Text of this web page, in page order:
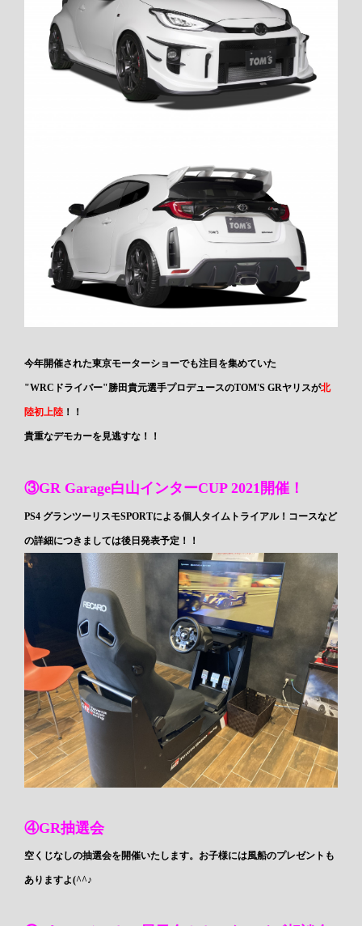
今年開催された東京モーターショーでも注目を集めていた
"WRCドライバー"勝田貴元選手プロデュースのTOM'S GRヤリスが北
陸初上陸 ！！
貴重なデモカーを見逃すな！！
③GR Garage白山インターCUP 2021開催！
PS4 グランツーリスモSPORTによる個人タイムトライアル！コースなど
の詳細につきましては後日発表予定！！
④GR抽選会
空くじなしの抽選会を開催いたします。お子様には風船のプレゼントも
ありますよ(^^♪